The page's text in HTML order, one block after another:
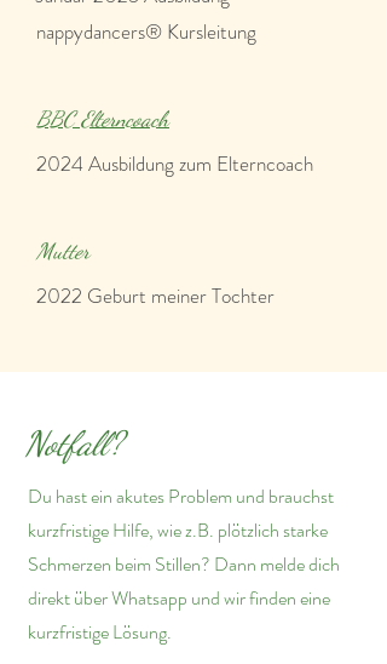
nappydancers®­ Kursleitung
BBC Elterncoach
2024 Ausbildung zum Elterncoach
Mutter
2022 Geburt meiner Tochter
Notfall?
Du hast ein akutes Problem und brauchst
kurzfristige Hilfe, wie z.B. plötzlich starke
Schmerzen beim Stillen? Dann melde dich
direkt über Whatsapp und wir finden eine
kurzfristige Lösung.